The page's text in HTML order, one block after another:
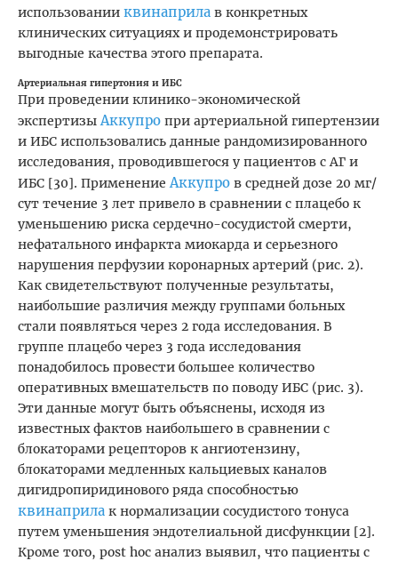
использовании квинаприла в конкретных
клинических ситуациях и продемонстрировать
выгодные качества этого препарата.
Артериальная гипертония и ИБС
При проведении клинико-экономической
экспертизыАккупро при артериальной гипертензии
и ИБС использовались данные рандомизированного
исследования, проводившегося у пациентов с АГ и
ИБС [30]. ПрименениеАккупро в средней дозе 20 мг/
сут течение 3 лет привело в сравнении с плацебо к
уменьшению риска сердечно-сосудистой смерти,
нефатального инфаркта миокарда и серьезного
нарушения перфузии коронарных артерий (рис. 2).
Как свидетельствуют полученные результаты,
наибольшие различия между группами больных
стали появляться через 2 года исследования. В
группе плацебо через 3 года исследования
понадобилось провести большее количество
оперативных вмешательств по поводу ИБС (рис. 3).
Эти данные могут быть объяснены, исходя из
известных фактов наибольшего в сравнении с
блокаторами рецепторов к ангиотензину,
блокаторами медленных кальциевых каналов
дигидропиридинового ряда способностью
квинаприла к нормализации сосудистого тонуса
путем уменьшения эндотелиальной дисфункции [2].
Кроме того, post hoc анализ выявил, что пациенты с